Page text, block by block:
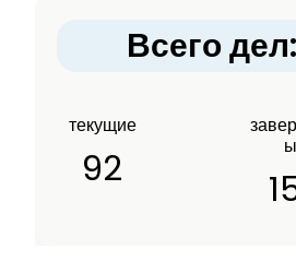
Всего дел:
текущие
92